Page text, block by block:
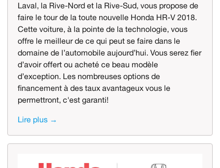
Laval, la Rive-Nord et la Rive-Sud, vous propose de
faire le tour de la toute nouvelle Honda HR-V 2018.
Cette voiture, à la pointe de la technologie, vous
offre le meilleur de ce qui peut se faire dans le
domaine de l’automobile aujourd’hui. Vous serez fier
d’avoir offert ou acheté ce beau modèle
d’exception. Les nombreuses options de
financement à des taux avantageux vous le
permettront, c'est garanti!
Lire plus →